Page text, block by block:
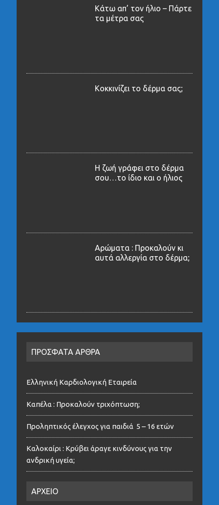
Κάτω απ’ τον ήλιο – Πάρτε
τα μέτρα σας
Κοκκινίζει το δέρμα σας;
Η ζωή γράφει στο δέρμα
σου…το ίδιο και ο ήλιος
Αρώματα : Προκαλούν κι
αυτά αλλεργία στο δέρμα;
ΠΡΟΣΦΑΤΑ ΑΡΘΡΑ
Ελληνική Καρδιολογική Εταιρεία
Καπέλα : Προκαλούν τριχόπτωση;
Προληπτικός έλεγχος για παιδιά 5 – 16 ετών
Καλοκαίρι : Κρύβει άραγε κινδύνους για την
ανδρική υγεία;
ΑΡΧΕΙΟ